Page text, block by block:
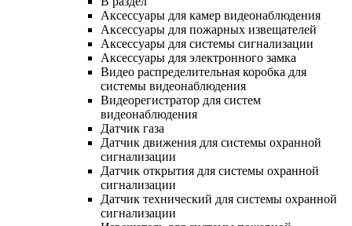
Аксессуары для камер видеонаблюдения
Аксессуары для пожарных извещателей
Аксессуары для системы сигнализации
Аксессуары для электронного замка
Видео распределительная коробка для
системы видеонаблюдения
Видеорегистратор для систем
видеонаблюдения
Датчик газа
Датчик движения для системы охранной
сигнализации
Датчик открытия для системы охранной
сигнализации
Датчик технический для системы охранной
сигнализации